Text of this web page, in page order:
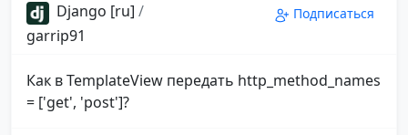
Django [ru] /
garrip91
Подписаться
Как в TemplateView передать http_method_names
= ['get', 'post']?